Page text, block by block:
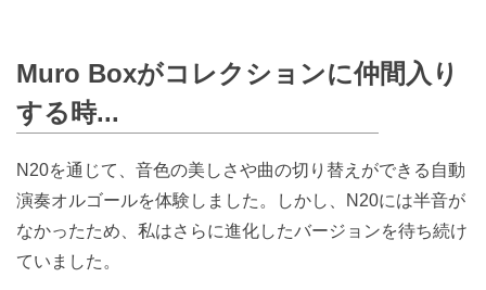
Muro Boxがコレクションに仲間入り
する時...
N20を通じて、音色の美しさや曲の切り替えができる自動
演奏オルゴールを体験しました。しかし、N20には半音が
なかったため、私はさらに進化したバージョンを待ち続け
ていました。